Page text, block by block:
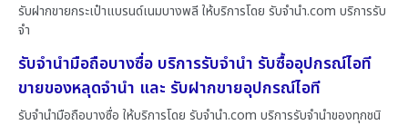
รับฝากขายกระเป๋าแบรนด์เนมบางพลี ให้บริการโดย รับจํานํา.com บริการรับ
จำ
รับจำนำมือถือบางซื่อ บริการรับจำนำ รับซื้ออุปกรณ์ไอที
ขายของหลุดจำนำ และ รับฝากขายอุปกรณ์ไอที
รับจำนำมือถือบางซื่อ ให้บริการโดย รับจํานํา.com บริการรับจำนำของทุกชนิ